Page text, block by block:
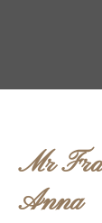
Mr
Anna